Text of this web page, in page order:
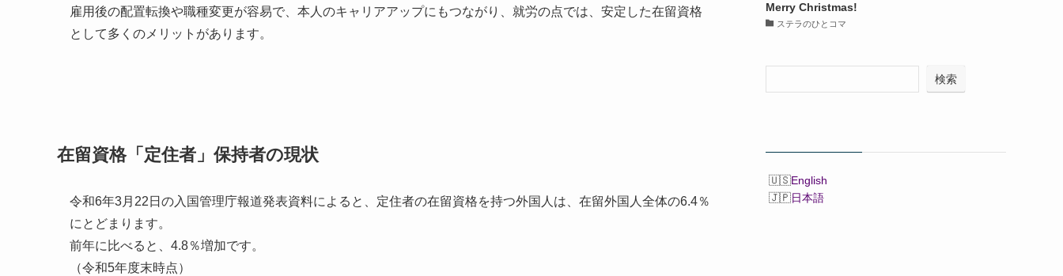
雇用後の配置転換や職種変更が容易で、本人のキャリアアップにもつながり、就労の点では、安定した在留資格
として多くのメリットがあります。
在留資格「定住者」保持者の現状
令和6年3月22日の入国管理庁報道発表資料によると、定住者の在留資格を持つ外国人は、在留外国人全体の6.4％
にとどまります。
前年に比べると、4.8％増加です。
（令和5年度末時点）
Merry Christmas!
ステラのひとコマ
検索
English
日本語